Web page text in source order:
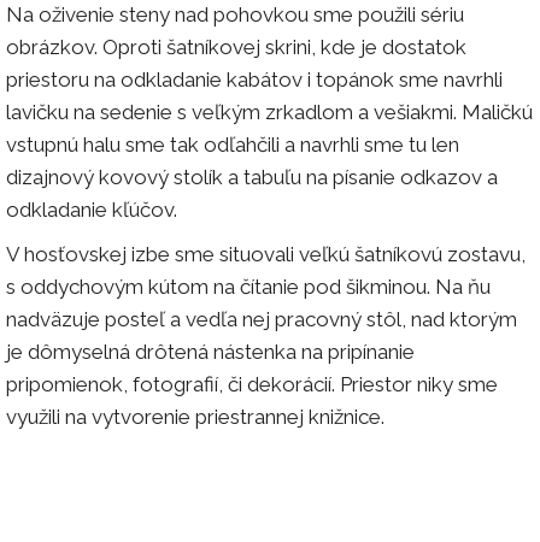
Na oživenie steny nad pohovkou sme použili sériu
obrázkov. Oproti šatníkovej skrini, kde je dostatok
priestoru na odkladanie kabátov i topánok sme navrhli
lavičku na sedenie s veľkým zrkadlom a vešiakmi. Maličkú
vstupnú halu sme tak odľahčili a navrhli sme tu len
dizajnový kovový stolík a tabuľu na písanie odkazov a
odkladanie kľúčov.
V hosťovskej izbe sme situovali veľkú šatníkovú zostavu,
s oddychovým kútom na čítanie pod šikminou. Na ňu
nadväzuje posteľ a vedľa nej pracovný stôl, nad ktorým
je dômyselná drôtená nástenka na pripínanie
pripomienok, fotografií, či dekorácií. Priestor niky sme
využili na vytvorenie priestrannej knižnice.